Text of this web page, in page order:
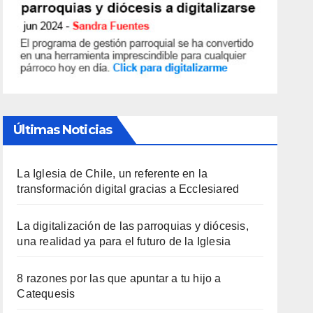
Últimas Noticias
La Iglesia de Chile, un referente en la
transformación digital gracias a Ecclesiared
La digitalización de las parroquias y diócesis,
una realidad ya para el futuro de la Iglesia
8 razones por las que apuntar a tu hijo a
Catequesis